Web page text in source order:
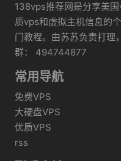
138vps推荐网是分享美
质vps和虚拟主机信息的
门教程。由苏苏负责打理
群： 494744877
常用导航
免费VPS
大硬盘VPS
优质VPS
rss